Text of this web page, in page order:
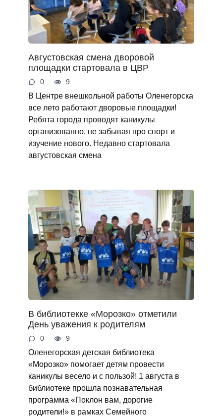
Августовская смена дворовой
площадки стартовала в ЦВР
0 9
В Центре внешкольной работы Оленегорска
все лето работают дворовые площадки!
Ребята города проводят каникулы
организованно, не забывая про спорт и
изучение нового. Недавно стартовала
августовская смена
В библиотекке «Морозко» отметили
День уважения к родителям
0 9
Оленегорская детская библиотека
«Морозко» помогает детям провести
каникулы весело и с пользой! 1 августа в
библиотеке прошла познавательная
программа «Поклон вам, дорогие
родители!» в рамках Семейного